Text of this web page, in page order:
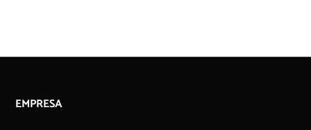
EMPRESA